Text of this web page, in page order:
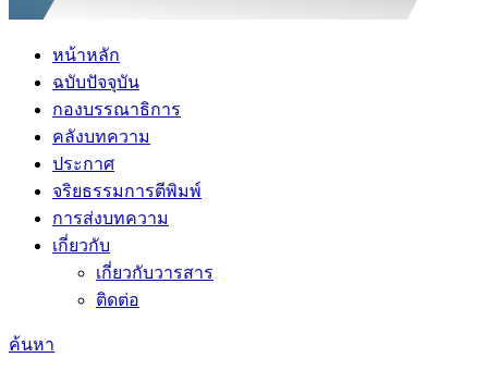
หน้าหลัก
ฉบับปัจจุบัน
กองบรรณาธิการ
คลังบทความ
ประกาศ
จริยธรรมการตีพิมพ์
การส่งบทความ
เกี่ยวกับ
เกี่ยวกับวารสาร
ติดต่อ
ค้นหา